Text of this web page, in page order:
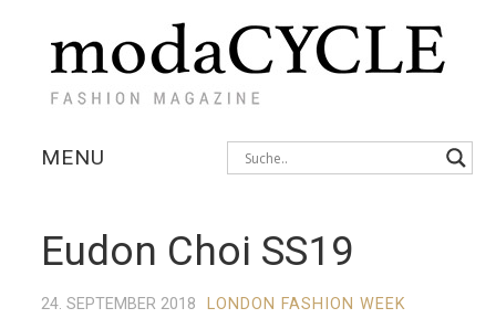
MENU
AUSSTELLUNGEN
Eudon Choi SS19
24. SEPTEMBER 2018 LONDON FASHION WEEK